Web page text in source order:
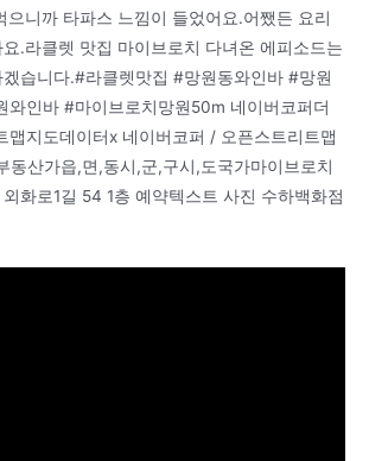
으니까 타파스 느낌이 들었어요.어쨌든 요리
.라클렛 맛집 마이브로치 다녀온 에피소드는
습니다.#라클렛맛집 #망원동와인바 #망원
와인바 #마이브로치망원50m 네이버코퍼더
맵지도데이터x 네이버코퍼 / 오픈스트리트맵
동산가읍,면,동시,군,구시,도국가마이브로치
화로1길 54 1층 예약텍스트 사진 수하백화점